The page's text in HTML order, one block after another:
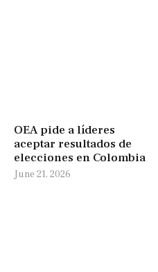
OEA pide a líderes
aceptar resultados de
elecciones en Colombia
June 21, 2026